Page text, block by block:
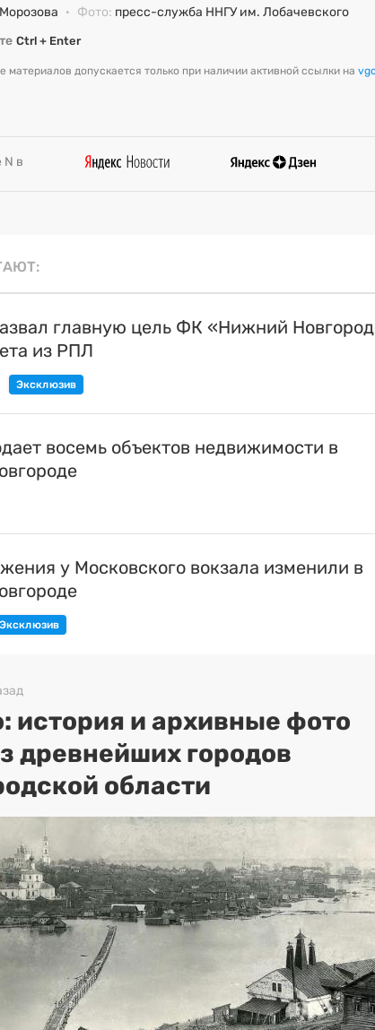
· Фото: пресс-служба ННГУ им. Лобачевского
Ctrl + Enter
материалов допускается только при наличии активной ссылки на
N в
главную цель ФК «Нижний
из РПЛ
восемь объектов недвижимости в
у Московского вокзала изменили в
история и архивные фото
древнейших городов
области